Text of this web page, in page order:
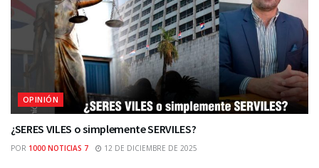
OPINIÓN
¿SERES VILES o simplemente SERVILES?
POR 1000 NOTICIAS 7 12 DE DICIEMBRE DE 2025